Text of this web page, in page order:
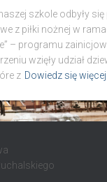
szkole odbyły się
z piłki nożnej w
– programu
wzięły udział
z Dowiedz się więcej